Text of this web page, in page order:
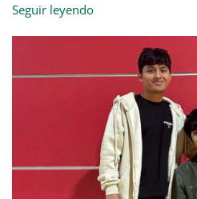
Seguir leyendo